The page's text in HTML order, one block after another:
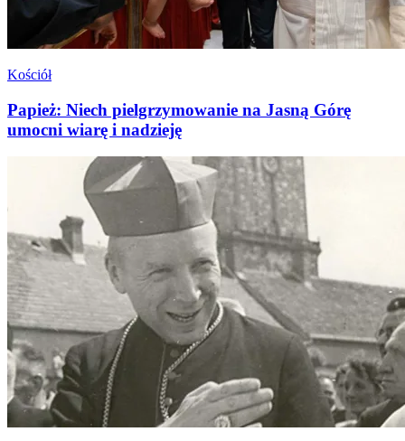
Kościół
Papież: Niech pielgrzymowanie na Jasną Górę
umocni wiarę i nadzieję